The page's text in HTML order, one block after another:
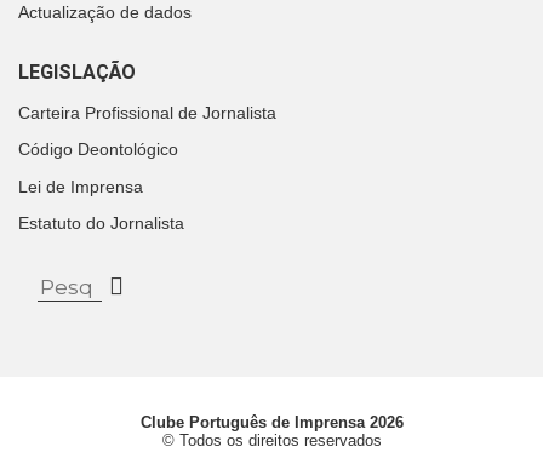
Actualização de dados
LEGISLAÇÃO
Carteira Profissional de Jornalista
Código Deontológico
Lei de Imprensa
Estatuto do Jornalista
Clube Português de Imprensa 2026
© Todos os direitos reservados